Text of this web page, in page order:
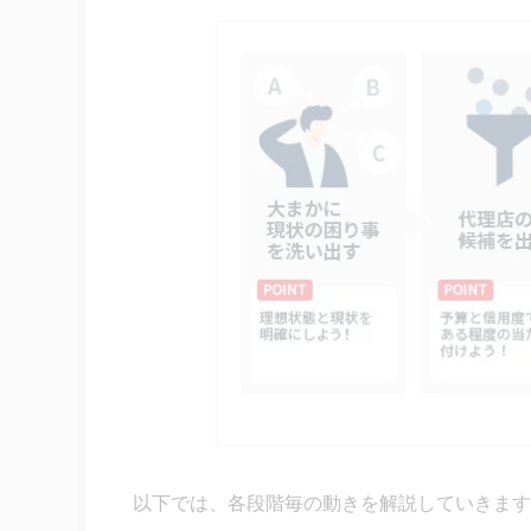
以下では、各段階毎の動きを解説していきま